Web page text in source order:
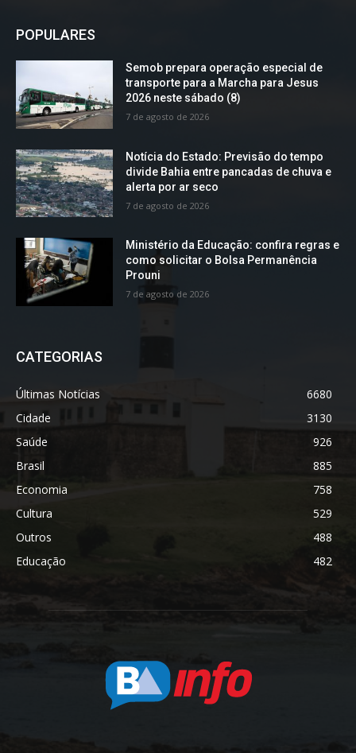
POPULARES
Semob prepara operação especial de
transporte para a Marcha para Jesus
2026 neste sábado (8)
7 de agosto de 2026
Notícia do Estado: Previsão do tempo
divide Bahia entre pancadas de chuva e
alerta por ar seco
7 de agosto de 2026
Ministério da Educação: confira regras e
como solicitar o Bolsa Permanência
Prouni
7 de agosto de 2026
CATEGORIAS
Últimas Notícias
6680
Cidade
3130
Saúde
926
Brasil
885
Economia
758
Cultura
529
Outros
488
Educação
482